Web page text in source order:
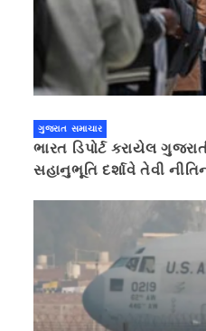
ગુજરાત સમાચાર
ભારત ડિપોર્ટ કરાયેલ
સહાનુભૂતિ દર્શાવે તેવી